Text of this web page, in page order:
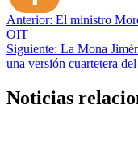
Navegación
de
entradas
Anterior: El ministro
OIT
Siguiente: La Mona
una versión cuartetera
Noticias